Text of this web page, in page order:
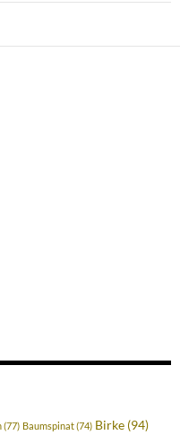
(77) Baumspinat(74) Birke (94)